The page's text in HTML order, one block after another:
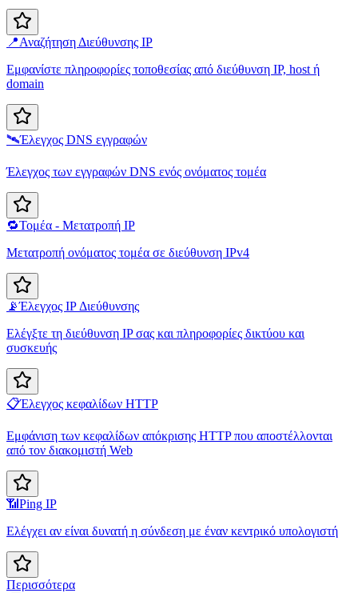
📍Αναζήτηση Διεύθυνσης IP
Εμφανίστε πληροφορίες τοποθεσίας από διεύθυνση IP, host ή
domain
🛰️Έλεγχος DNS εγγραφών
Έλεγχος των εγγραφών DNS ενός ονόματος τομέα
🔁Τομέα - Μετατροπή IP
Μετατροπή ονόματος τομέα σε διεύθυνση IPv4
📡Έλεγχος IP Διεύθυνσης
Ελέγξτε τη διεύθυνση IP σας και πληροφορίες δικτύου και
συσκευής
📋Έλεγχος κεφαλίδων HTTP
Εμφάνιση των κεφαλίδων απόκρισης HTTP που αποστέλλονται
από τον διακομιστή Web
📶 Ping IP
Ελέγχει αν είναι δυνατή η σύνδεση με έναν κεντρικό υπολογιστή
Περισσότερα